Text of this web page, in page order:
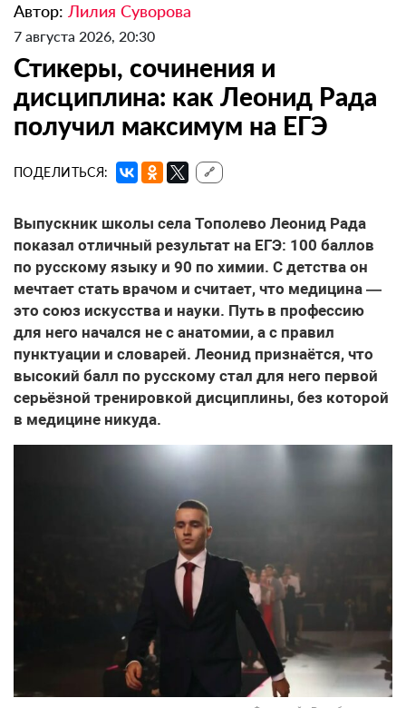
Автор: Лилия Суворова
7 августа 2026, 20:30
Стикеры, сочинения и
дисциплина: как Леонид Рада
получил максимум на ЕГЭ
ПОДЕЛИТЬСЯ: 🔗
Выпускник школы села Тополево Леонид Рада
показал отличный результат на ЕГЭ: 100 баллов
по русскому языку и 90 по химии. С детства он
мечтает стать врачом и считает, что медицина —
это союз искусства и науки. Путь в профессию
для него начался не с анатомии, а с правил
пунктуации и словарей. Леонид признаётся, что
высокий балл по русскому стал для него первой
серьёзной тренировкой дисциплины, без которой
в медицине никуда.